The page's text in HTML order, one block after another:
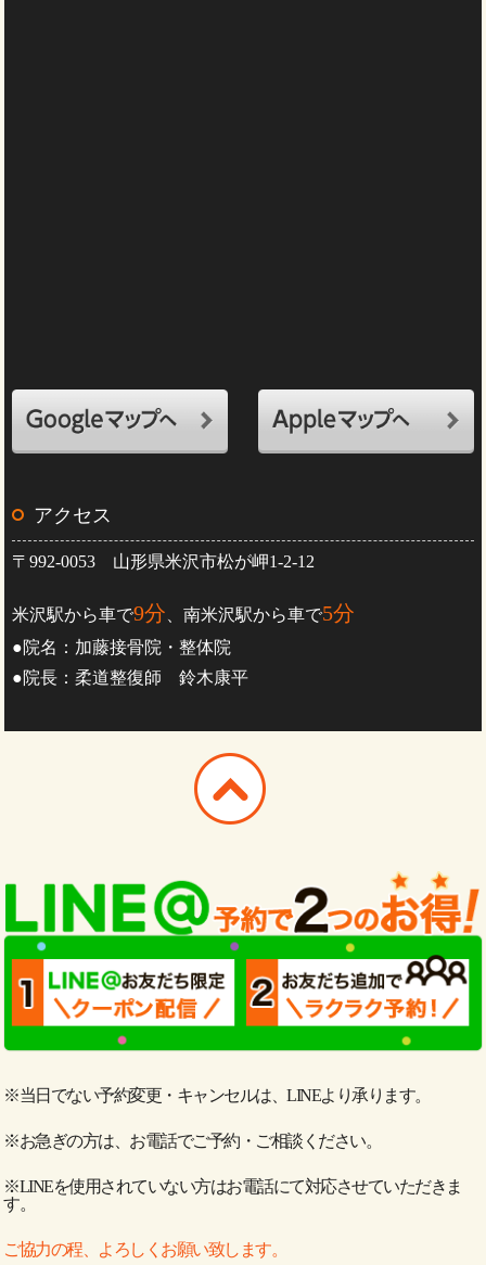
アクセス
〒992-0053 山形県米沢市松が岬1-2-12
米沢駅から車で9分 、南米沢駅から車で5分
●院名：加藤接骨院・整体院
●院長：柔道整復師 鈴木康平
※当日でない予約変更・キャンセルは、LINEより承ります。
※お急ぎの方は、お電話でご予約・ご相談ください。
※LINEを使用されていない方はお電話にて対応させていただきま
す。
ご協力の程、よろしくお願い致します。